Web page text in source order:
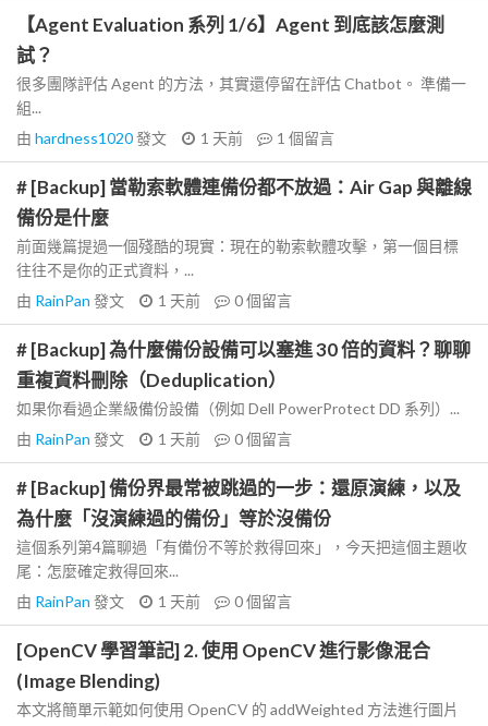
【Agent Evaluation 系列 1/6】Agent 到底該怎麼測
試？
很多團隊評估 Agent 的方法，其實還停留在評估 Chatbot。 準備一
組...
由 hardness1020發文 1 天前 1 個留言
# [Backup] 當勒索軟體連備份都不放過：Air Gap 與離線
備份是什麼
前面幾篇提過一個殘酷的現實：現在的勒索軟體攻擊，第一個目標
往往不是你的正式資料，...
由 RainPan 發文 1 天前 0個留言
# [Backup] 為什麼備份設備可以塞進 30 倍的資料？聊聊
重複資料刪除（Deduplication）
如果你看過企業級備份設備（例如 Dell PowerProtect DD 系列）...
由 RainPan 發文 1 天前 0個留言
# [Backup] 備份界最常被跳過的一步：還原演練，以及
為什麼「沒演練過的備份」等於沒備份
這個系列第4篇聊過「有備份不等於救得回來」，今天把這個主題收
尾：怎麼確定救得回來...
由 RainPan 發文 1 天前 0個留言
[OpenCV 學習筆記] 2. 使用 OpenCV 進行影像混合
(Image Blending)
本文將簡單示範如何使用 OpenCV 的 addWeighted 方法進行圖片